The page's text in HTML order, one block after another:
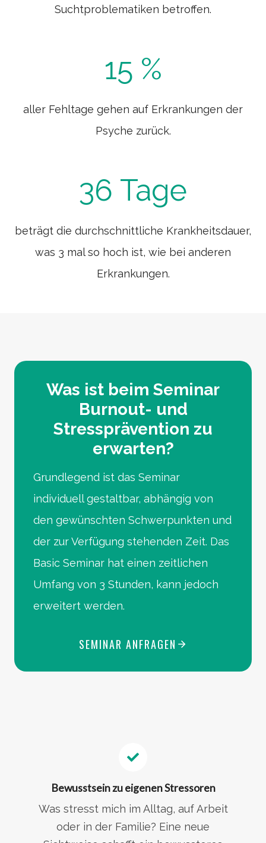
Suchtproblematiken betroffen.
15 %
aller Fehltage gehen auf Erkrankungen der
Psyche zurück.
a
36 Tage
beträgt die durchschnittliche Krankheitsdauer,
was 3 mal so hoch ist, wie bei anderen
Erkrankungen.
Was ist beim Seminar
Burnout- und
Stressprävention zu
erwarten?
Grundlegend ist das Seminar
individuell gestaltbar, abhängig von
den gewünschten Schwerpunkten und
der zur Verfügung stehenden Zeit. Das
Basic Seminar hat einen zeitlichen
Umfang von 3 Stunden, kann jedoch
erweitert werden.
SEMINAR ANFRAGEN
Bewusstsein zu eigenen Stressoren
Was stresst mich im Alltag, auf Arbeit
oder in der Familie? Eine neue